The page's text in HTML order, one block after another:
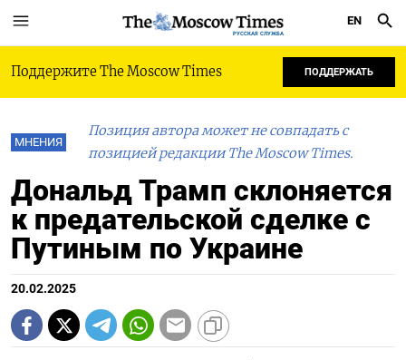
РУССКАЯ СЛУЖБА
EN
Поддержите The Moscow Times ПОДДЕРЖАТЬ
МНЕНИЯ
Позиция автора может не совпадать с
позицией редакции The Moscow Times.
Дональд Трамп склоняется
к предательской сделке с
Путиным по Украине
20.02.2025